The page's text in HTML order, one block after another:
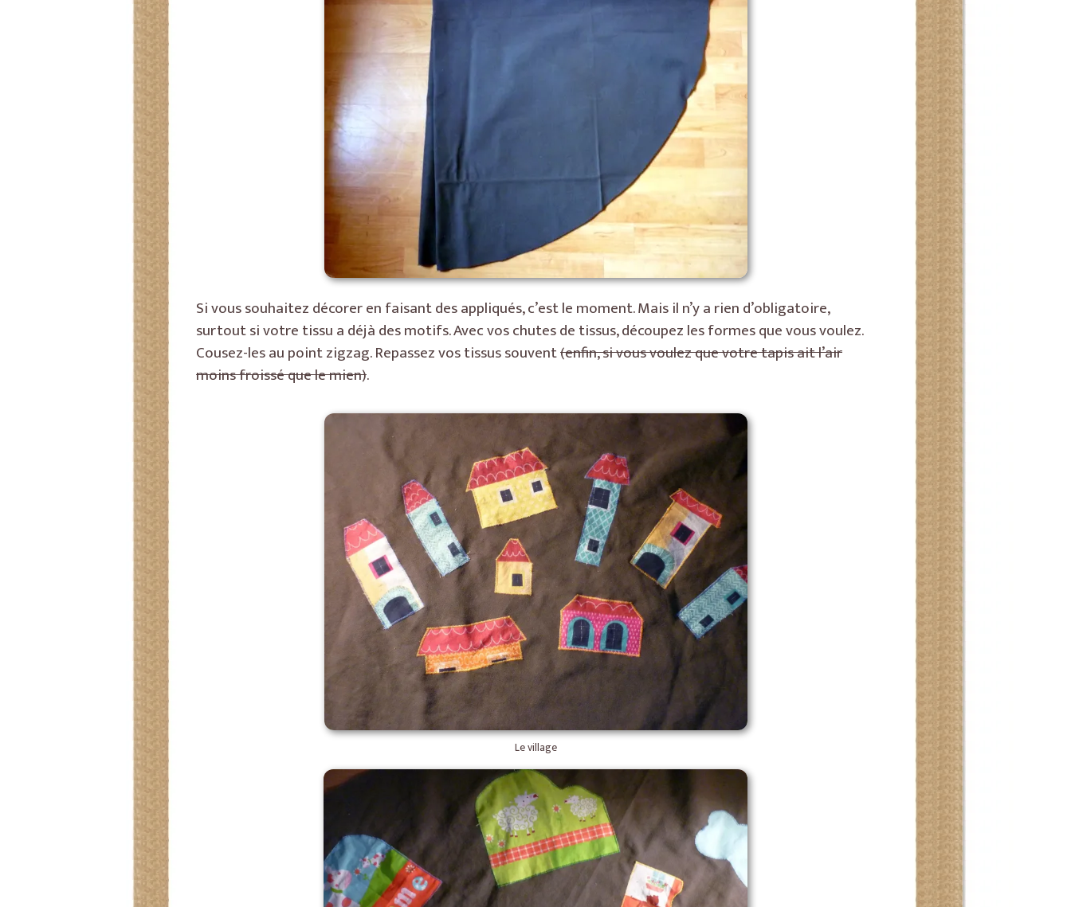
Si vous souhaitez décorer en faisant des appliqués, c’est le moment. Mais il n’y a rien d’obligatoire,
surtout si votre tissu a déjà des motifs. Avec vos chutes de tissus, découpez les formes que vous voulez.
Cousez-les au point zigzag. Repassez vos tissus souvent(enfin, si vous voulez que votre tapis ait l’air
moins froissé que le mien).
Le village